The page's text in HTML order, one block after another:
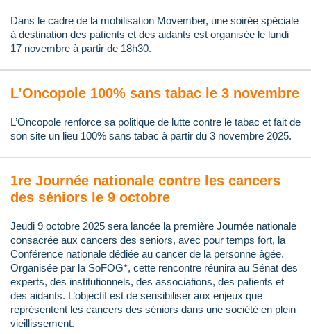
Dans le cadre de la mobilisation Movember, une soirée spéciale
à destination des patients et des aidants est organisée le lundi
17 novembre à partir de 18h30.
L’Oncopole 100% sans tabac le 3 novembre
L’Oncopole renforce sa politique de lutte contre le tabac et fait de
son site un lieu 100% sans tabac à partir du 3 novembre 2025.
1re Journée nationale contre les cancers
des séniors le 9 octobre
Jeudi 9 octobre 2025 sera lancée la première Journée nationale
consacrée aux cancers des seniors, avec pour temps fort, la
Conférence nationale dédiée au cancer de la personne âgée.
Organisée par la SoFOG*, cette rencontre réunira au Sénat des
experts, des institutionnels, des associations, des patients et
des aidants. L’objectif est de sensibiliser aux enjeux que
représentent les cancers des séniors dans une société en plein
vieillissement.